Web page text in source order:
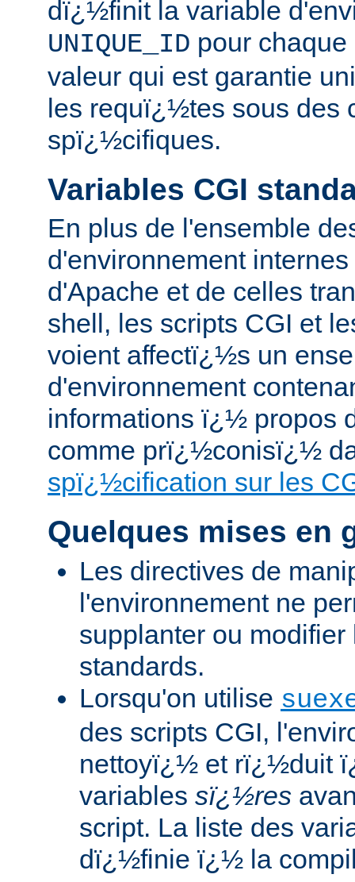
dï¿½finit la variable
UNIQUE_ID pour
valeur qui est garantie
les requï¿½tes sous des
spï¿½cifiques.
Variables CGI
En plus de l'ensemble
d'environnement
d'Apache et de celles
shell, les scripts CGI et
voient affectï¿½s un
d'environnement
informations ï¿½ propos
comme prï¿½conisï¿½
spï¿½cification sur les
Quelques mises en
Les directives de
l'environnement ne
supplanter ou
standards.
Lorsqu'on utilise
des scripts CGI,
nettoyï¿½ et rï¿½duit
variables sï¿½res
script. La liste des
dï¿½finie ï¿½ la